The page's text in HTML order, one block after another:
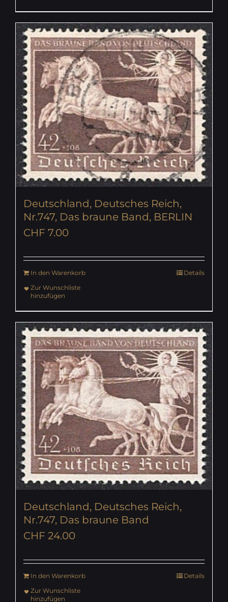
Deutschland, Deutsches Reich,
Nr.747, Das braune Band, BERLIN
CHF 7.00
In den Warenkorb
Details
Zur Wunschliste
hinzufügen
Deutschland, Deutsches Reich,
Nr.747, Das braune Band
CHF 24.00
In den Warenkorb
Details
Zur Wunschliste
hinzufügen